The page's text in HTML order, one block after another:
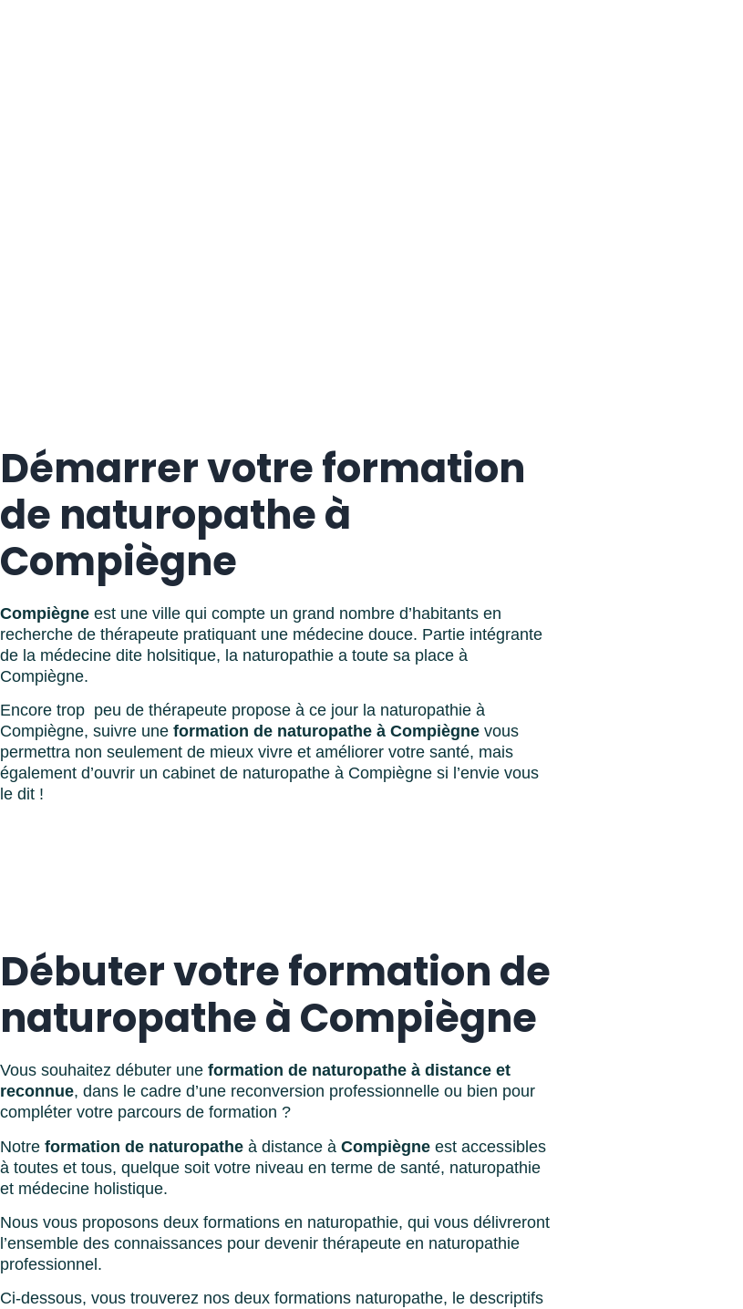
Démarrer votre formation
de naturopathe à
Compiègne
Compiègne est une ville qui compte un grand nombre d’habitants en
recherche de thérapeute pratiquant une médecine douce. Partie intégrante
de la médecine dite holsitique, la naturopathie a toute sa place à
Compiègne.
Encore trop peu de thérapeute propose à ce jour la naturopathie à
Compiègne, suivre une formation de naturopathe à Compiègne vous
permettra non seulement de mieux vivre et améliorer votre santé, mais
également d’ouvrir un cabinet de naturopathe à Compiègne si l’envie vous
le dit !
Débuter votre formation de
naturopathe à Compiègne
Vous souhaitez débuter une formation de naturopathe à distance et
reconnue, dans le cadre d’une reconversion professionnelle ou bien pour
compléter votre parcours de formation ?
Notre formation de naturopathe à distance à Compiègne est accessibles
à toutes et tous, quelque soit votre niveau en terme de santé, naturopathie
et médecine holistique.
Nous vous proposons deux formations en naturopathie, qui vous délivreront
l’ensemble des connaissances pour devenir thérapeute en naturopathie
professionnel.
Ci-dessous, vous trouverez nos deux formations naturopathe, le descriptifs